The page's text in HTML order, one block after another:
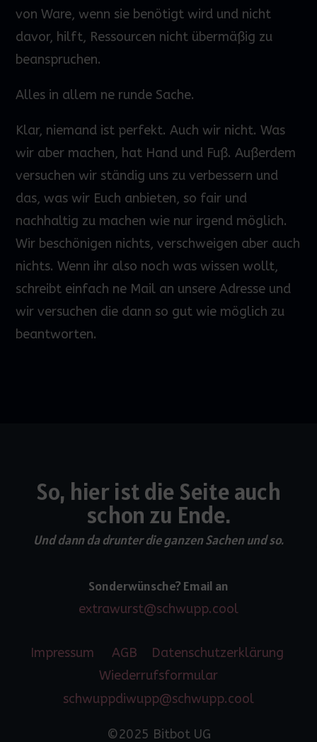
von Ware, wenn sie benötigt wird und nicht
davor, hilft, Ressourcen nicht übermäßig zu
beanspruchen.
Alles in allem ne runde Sache.
Klar, niemand ist perfekt. Auch wir nicht. Was
wir aber machen, hat Hand und Fuß. Außerdem
versuchen wir ständig uns zu verbessern und
das, was wir Euch anbieten, so fair und
nachhaltig zu machen wie nur irgend möglich.
Wir beschönigen nichts, verschweigen aber auch
nichts. Wenn ihr also noch was wissen wollt,
schreibt einfach ne Mail an unsere Adresse und
wir versuchen die dann so gut wie möglich zu
beantworten.
So, hier ist die Seite auch
schon zu Ende.
Und dann da drunter die ganzen Sachen und so.
Sonderwünsche? Email an
extrawurst@schwupp.cool
Impressum AGB
Datenschutzerklärung
Wiederrufsformular
schwuppdiwupp@schwupp.cool
©2025 Bitbot UG